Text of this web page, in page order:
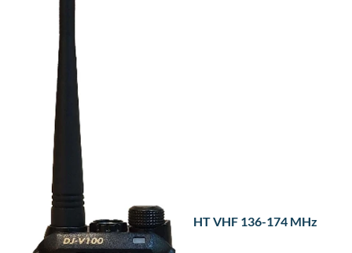
HT VHF 136-174 MHz